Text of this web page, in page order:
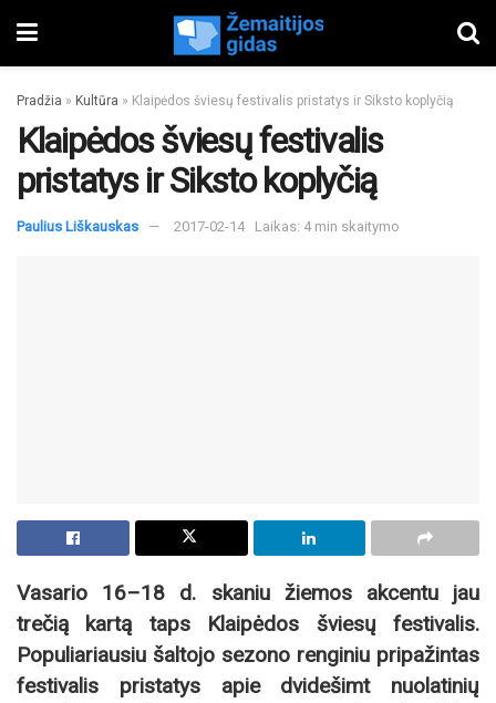
Pradžia » Kultūra » Klaipėdos šviesų festivalis pristatys ir Siksto koplyčią
Klaipėdos šviesų festivalis
pristatys ir Siksto koplyčią
Paulius Liškauskas 2017-02-14 Laikas: 4 min skaitymo
Vasario 16–18 d. skaniu žiemos akcentu jau
trečią kartą taps Klaipėdos šviesų festivalis.
Populiariausiu šaltojo sezono renginiu pripažintas
festivalis pristatys apie dvidešimt nuolatinių